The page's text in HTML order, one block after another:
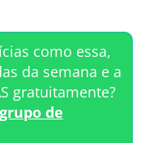
como essa,
da semana e a
gratuitamente?
de